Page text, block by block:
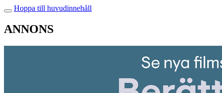
Hoppa till huvudinnehåll
ANNONS